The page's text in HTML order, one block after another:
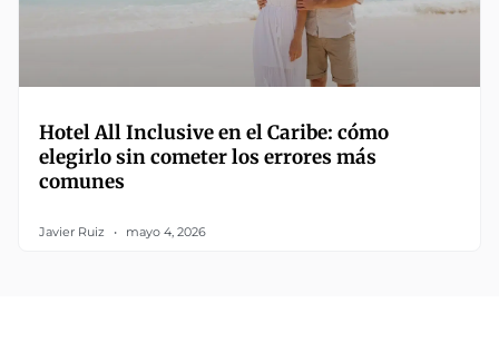
Hotel All Inclusive en el Caribe: cómo
elegirlo sin cometer los errores más
comunes
Javier Ruiz mayo 4, 2026